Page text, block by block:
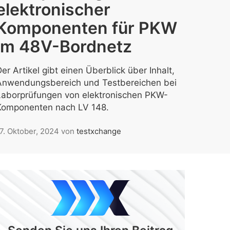
für PKW
48V-Bordnetz
Artikel gibt einen Überblick über Inhalt,
und Testbereichen bei
von elektronischen PKW-
nach LV 148.
Oktober, 2024 von testxchange